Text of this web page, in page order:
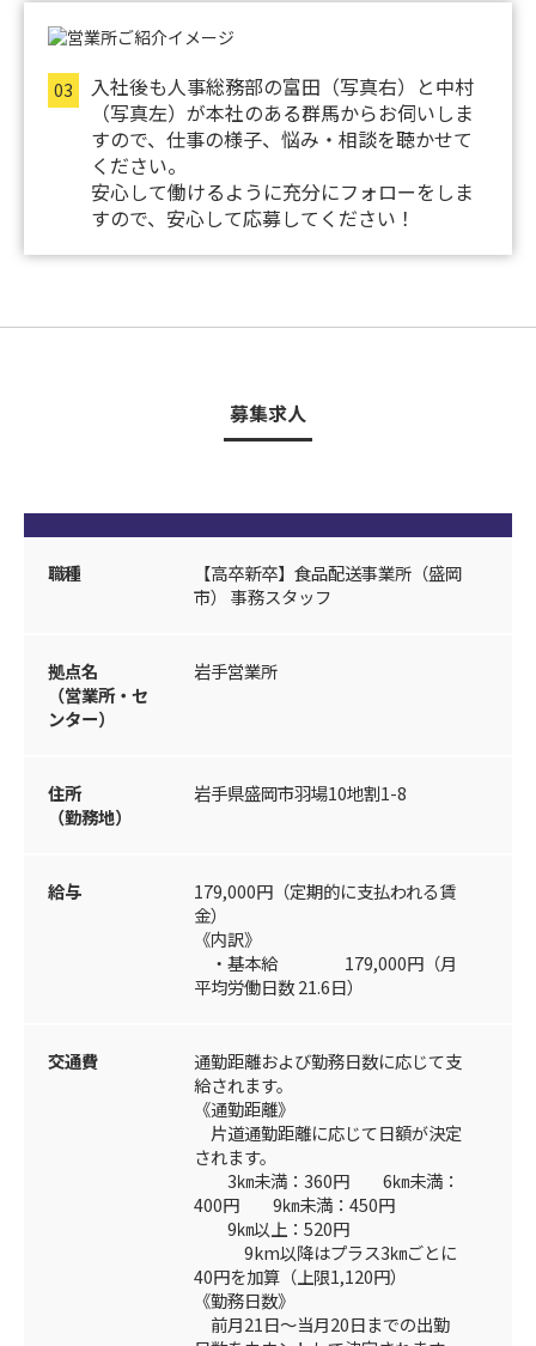
03
入社後も人事総務部の富田（写真右）と中村
（写真左）が本社のある群馬からお伺いしま
すので、仕事の様子、悩み・相談を聴かせて
ください。
安心して働けるように充分にフォローをしま
すので、安心して応募してください！
募集求人
職種
【高卒新卒】食品配送事業所（盛岡
市） 事務スタッフ
拠点名
（営業所・セ
ンター）
岩手営業所
住所
（勤務地）
岩手県盛岡市羽場10地割1-8
給与
179,000円（定期的に支払われる賃
金）
《内訳》
・基本給 179,000円（月
平均労働日数 21.6日）
交通費
通勤距離および勤務日数に応じて支
給されます。
《通勤距離》
片道通勤距離に応じて日額が決定
されます。
3㎞未満：360円 6㎞未満：
400円 9㎞未満：450円
9㎞以上：520円
9km以降はプラス3㎞ごとに
40円を加算（上限1,120円）
《勤務日数》
前月21日～当月20日までの出勤